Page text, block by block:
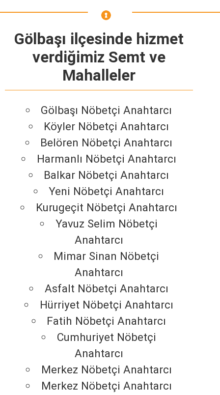
Gölbaşı ilçesinde hizmet
verdiğimiz Semt ve
Mahalleler
Gölbaşı Nöbetçi Anahtarcı
Köyler Nöbetçi Anahtarcı
Belören Nöbetçi Anahtarcı
Harmanlı Nöbetçi Anahtarcı
Balkar Nöbetçi Anahtarcı
Yeni Nöbetçi Anahtarcı
Kurugeçit Nöbetçi Anahtarcı
Yavuz Selim Nöbetçi
Anahtarcı
Mimar Sinan Nöbetçi
Anahtarcı
Asfalt Nöbetçi Anahtarcı
Hürriyet Nöbetçi Anahtarcı
Fatih Nöbetçi Anahtarcı
Cumhuriyet Nöbetçi
Anahtarcı
Merkez Nöbetçi Anahtarcı
Merkez Nöbetçi Anahtarcı